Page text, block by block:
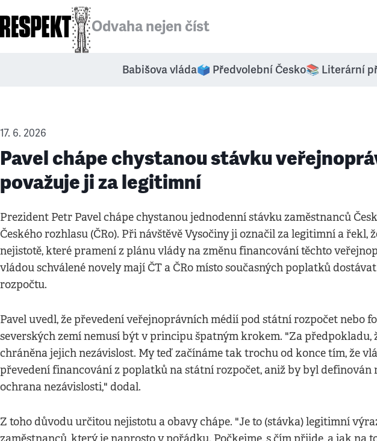
Odvaha nejen číst
Babišova vláda🗳️ Předvolební Česko📚 Literární
17. 6. 2026
Pavel chápe chystanou stávku
považuje ji za legitimní
Prezident Petr Pavel chápe chystanou jednodenní stávku zaměstnanců
Českého rozhlasu (ČRo). Při návštěvě Vysočiny ji označil za legitimní a řekl,
nejistotě, které pramení z plánu vlády na změnu financování těchto
vládou schválené novely mají ČT a ČRo místo současných poplatků
rozpočtu.
Pavel uvedl, že převedení veřejnoprávních médií pod státní rozpočet nebo
severských zemí nemusí být v principu špatným krokem. "Za předpokladu,
chráněna jejich nezávislost. My teď začínáme tak trochu od konce tím, že
převedení financování z poplatků na státní rozpočet, aniž by byl definován
ochrana nezávislosti," dodal.
Z toho důvodu určitou nejistotu a obavy chápe. "Je to (stávka) legitimní